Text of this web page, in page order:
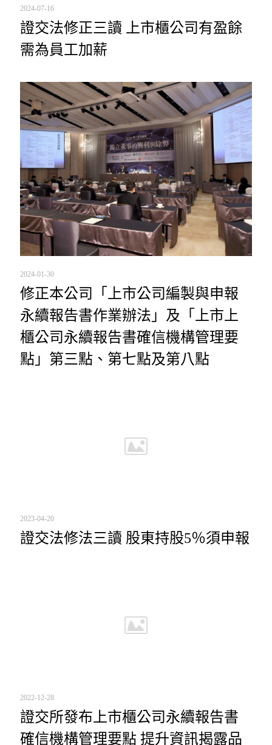
2024-07-16
證交法修正三讀 上市櫃公司有盈餘
需為員工加薪
2024-01-30
修正本公司「上市公司編製與申報
永續報告書作業辦法」及「上市上
櫃公司永續報告書確信機構管理要
點」第三點、第七點及第八點
2023-04-20
證交法修法三讀 股東持股5％須申報
2022-12-28
證交所發布上市櫃公司永續報告書
確信機構管理要點 提升資訊揭露品